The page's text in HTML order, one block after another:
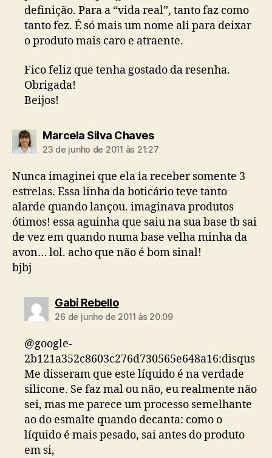
definição. Para a “vida real”, tanto faz como
tanto fez. É só mais um nome ali para deixar
o produto mais caro e atraente.
Fico feliz que tenha gostado da resenha.
Obrigada!
Beijos!
Marcela Silva Chavesdiz:
23 de junho de 2011 às 21:27
Nunca imaginei que ela ia receber somente 3
estrelas. Essa linha da boticário teve tanto
alarde quando lançou. imaginava produtos
ótimos! essa aguinha que saiu na sua base tb sai
de vez em quando numa base velha minha da
avon… lol. acho que não é bom sinal!
bjbj
Gabi Rebellodiz:
26 de junho de 2011 às 20:09
@google-
2b121a352c8603c276d730565e648a16:disqus
Me disseram que este líquido é na verdade
silicone. Se faz mal ou não, eu realmente não
sei, mas me parece um processo semelhante
ao do esmalte quando decanta: como o
líquido é mais pesado, sai antes do produto
em si,